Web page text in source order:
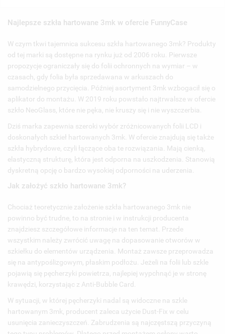
Najlepsze szkła hartowane 3mk w ofercie FunnyCase
W czym tkwi tajemnica sukcesu szkła hartowanego 3mk? Produkty
od tej marki są dostępne na rynku już od 2006 roku. Pierwsze
propozycje ograniczały się do folii ochronnych na wymiar – w
czasach, gdy folia była sprzedawana w arkuszach do
samodzielnego przycięcia. Później asortyment 3mk wzbogacił się o
aplikator do montażu. W 2019 roku powstało najtrwalsze w ofercie
szkło NeoGlass, które nie pęka, nie kruszy się i nie wyszczerbia.
Dziś marka zapewnia szeroki wybór zróżnicowanych folii LCD i
doskonałych szkieł hartowanych 3mk. W ofercie znajdują się także
szkła hybrydowe, czyli łączące oba te rozwiązania. Mają cienką,
elastyczną strukturę, która jest odporna na uszkodzenia. Stanowią
dyskretną opcję o bardzo wysokiej odporności na uderzenia.
Jak założyć szkło hartowane 3mk?
Chociaż teoretycznie założenie szkła hartowanego 3mk nie
powinno być trudne, to na stronie i w instrukcji producenta
znajdziesz szczegółowe informacje na ten temat. Przede
wszystkim należy zwrócić uwagę na dopasowanie otworów w
szkiełku do elementów urządzenia. Montaż zawsze przeprowadza
się na antypoślizgowym, płaskim podłożu. Jeżeli na folii lub szkle
pojawią się pęcherzyki powietrza, najlepiej wypchnąć je w stronę
krawędzi, korzystając z Anti-Bubble Card.
W sytuacji, w której pęcherzyki nadal są widoczne na szkle
hartowanym 3mk, producent zaleca użycie Dust-Fix w celu
usunięcia zanieczyszczeń. Zabrudzenia są najczęstszą przyczyną
MOJE LISTY ŻYCZEŃ
add_circle_outlineUTWÓRZ NOWĄ LISTĘ
((MODALTITLE))
((CONFIRMMESSAGE))
((CANCELTEXT)) ((MODALDELETETEXT))
UTWÓRZ LISTĘ ŻYCZEŃ
NAZWA LISTY ŻYCZEŃ
ANULUJ UTWÓRZ LISTĘ ŻYCZEŃ
ZALOGUJ SIĘ
MUSISZ BYĆ ZALOGOWANY BY ZAPISAĆ PRODUKTY NA
SWOJEJ LIŚCIE ŻYCZEŃ.
ANULUJ ZALOGUJ SIĘ